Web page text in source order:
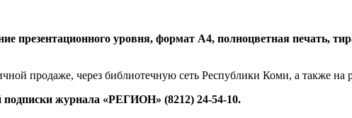
презентационного уровня, формат А4, полноцветная печать,
продаже, через библиотечную сеть Республики Коми, а также на
журнала «РЕГИОН» (8212) 24-54-10.